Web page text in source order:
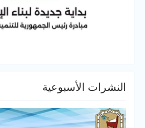
النشرات الأسبوعية